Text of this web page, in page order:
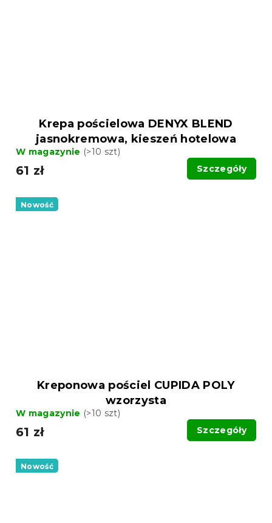
Krepa pościelowa DENYX BLEND
jasnokremowa, kieszeń hotelowa
W magazynie (>10 szt)
61 zł Szczegóły
Nowość
Kreponowa pościel CUPIDA POLY
wzorzysta
W magazynie (>10 szt)
61 zł Szczegóły
Nowość